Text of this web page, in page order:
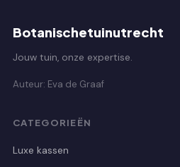
Botanischetuinutrecht
Jouw tuin, onze expertise.
Auteur: Eva de Graaf
CATEGORIEËN
Luxe kassen